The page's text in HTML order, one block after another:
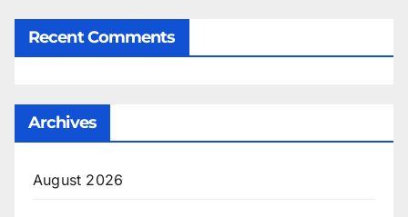
Recent Comments
Archives
August 2026